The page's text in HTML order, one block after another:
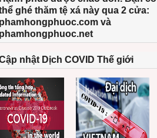
ghé thăm tệ xá này qua 2 cửa:
và
nhật Dịch COVID Thế giới